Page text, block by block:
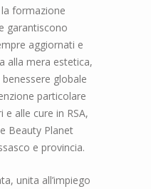
la formazione
garantiscono
aggiornati e
alla mera estetica,
globale
particolare
e alle cure in RSA,
Beauty Planet
e provincia.
unita all’impiego